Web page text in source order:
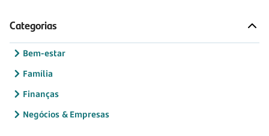
Categorias
Bem-estar
Família
Finanças
Negócios & Empresas